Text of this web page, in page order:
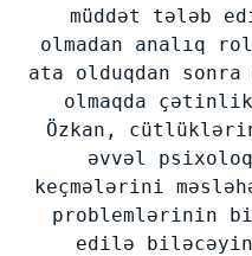
müddət tələb
olmadan analıq
ata olduqdan
olmaqda
Özkan, cütlüklərin
əvvəl
keçmələrini
problemlərinin
edilə